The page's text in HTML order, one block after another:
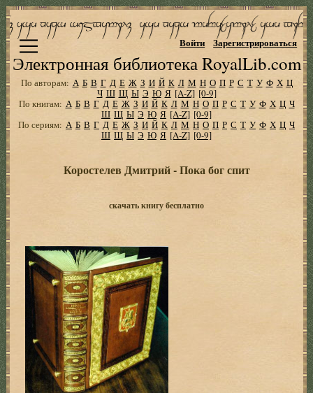
Электронная библиотека RoyalLib.com
Войти Зарегистрироваться
По авторам: А Б В Г Д Е Ж З И Й К Л М Н О П Р С Т У Ф Х Ц
Ч Ш Щ Ы Э Ю Я [A-Z] [0-9]
По книгам: А Б В Г Д Е Ж З И Й К Л М Н О П Р С Т У Ф Х Ц Ч
Ш Щ Ы Э Ю Я [A-Z] [0-9]
По сериям: А Б В Г Д Е Ж З И Й К Л М Н О П Р С Т У Ф Х Ц Ч
Ш Щ Ы Э Ю Я [A-Z] [0-9]
Коростелев Дмитрий - Пока бог спит
скачать книгу бесплатно